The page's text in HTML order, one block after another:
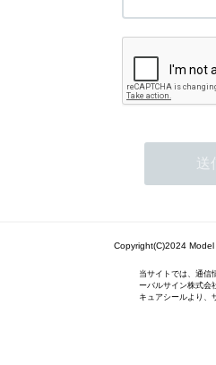
Copyright(C)2024 Model
当サイトでは、通信
ーバルサイン株式会
キュアシールより、